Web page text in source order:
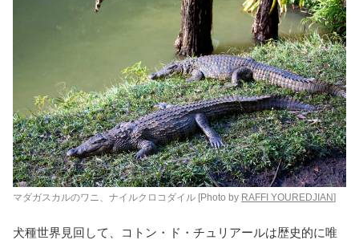
マダガスカルのワニ、ナイルクロ コダイル [Photo by RAFFI YOUREDJIAN]
犬種世界見回して、コトン・ド・チュリアールは歴史的に唯